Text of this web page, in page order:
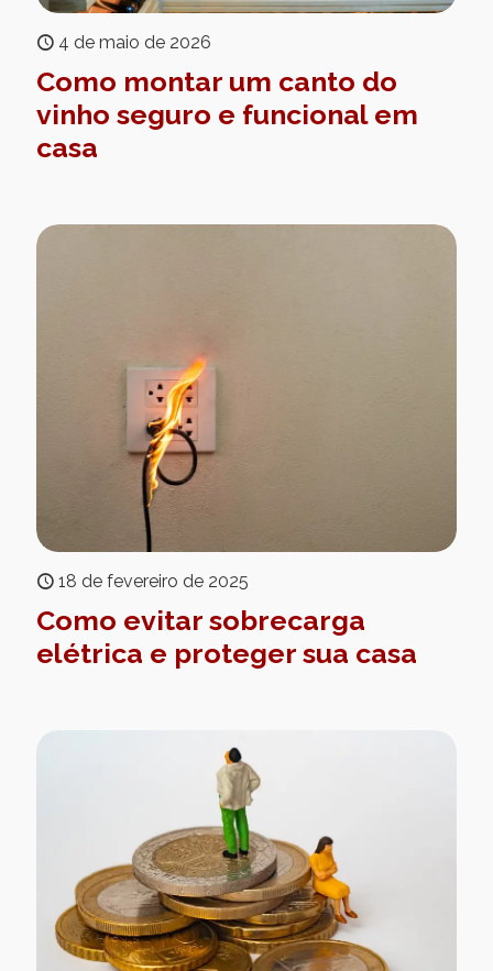
4 de maio de 2026
Como montar um canto do
vinho seguro e funcional em
casa
18 de fevereiro de 2025
Como evitar sobrecarga
elétrica e proteger sua casa